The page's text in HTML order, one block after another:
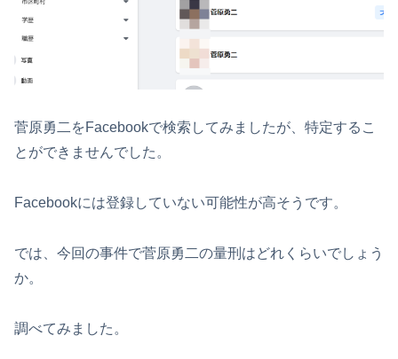
菅原勇二をFacebookで検索してみましたが、特定するこ
とができませんでした。
Facebookには登録していない可能性が高そうです。
では、今回の事件で菅原勇二の量刑はどれくらいでしょう
か。
調べてみました。